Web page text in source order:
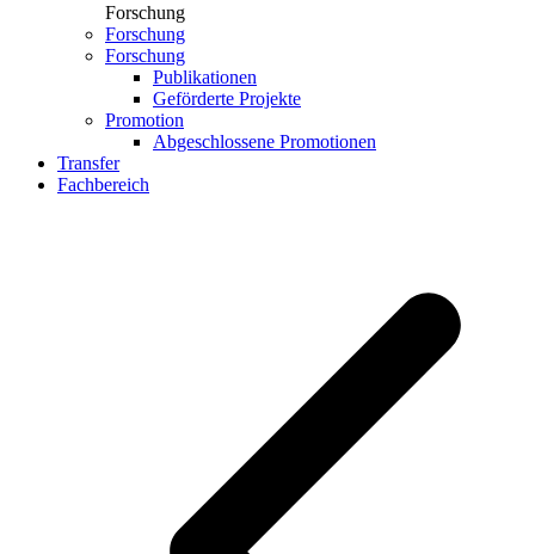
Forschung
Forschung
Forschung
Publikationen
Geförderte Projekte
Promotion
Abgeschlossene Promotionen
Transfer
Fachbereich